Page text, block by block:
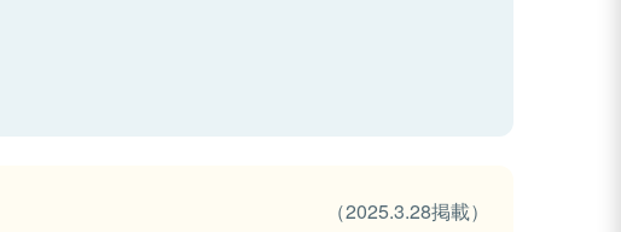
（2025.3.28掲載）